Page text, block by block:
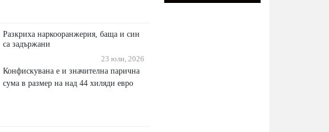
Разкриха наркооранжерия, баща и син
са задържани
23 юли, 2026
Конфискувана е и значителна парична
сума в размер на над 44 хиляди евро